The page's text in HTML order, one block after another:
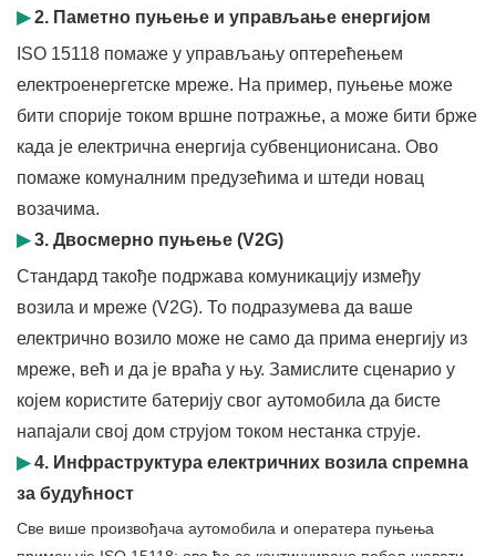
▶2. Паметно пуњење и управљање енергијом
ISO 15118 помаже у управљању оптерећењем
електроенергетске мреже. На пример, пуњење може
бити спорије током вршне потражње, а може бити брже
када је електрична енергија субвенционисана. Ово
помаже комуналним предузећима и штеди новац
возачима.
▶3. Двосмерно пуњење (V2G)
Стандард такође подржава комуникацију између
возила и мреже (V2G). То подразумева да ваше
електрично возило може не само да прима енергију из
мреже, већ и да је враћа у њу. Замислите сценарио у
којем користите батерију свог аутомобила да бисте
напајали свој дом струјом током нестанка струје.
▶4. Инфраструктура електричних возила спремна
за будућност
Све више произвођача аутомобила и оператера пуњења